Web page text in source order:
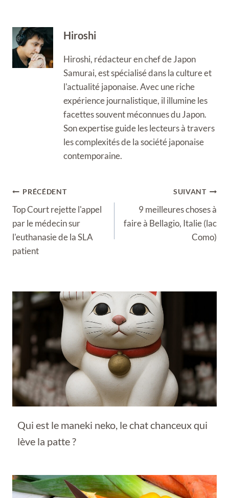
Hiroshi
Hiroshi, rédacteur en chef de Japon
Samurai, est spécialisé dans la culture et
l'actualité japonaise. Avec une riche
expérience journalistique, il illumine les
facettes souvent méconnues du Japon.
Son expertise guide les lecteurs à travers
les complexités de la société japonaise
contemporaine.
Navigation
de
l’article
PRÉCÉDENT
Top Court rejette l'appel
par le médecin sur
l'euthanasie de la SLA
patient
SUIVANT
9 meilleures choses à
faire à Bellagio, Italie (lac
Como)
Qui est le maneki neko, le chat chanceux qui
lève la patte ?